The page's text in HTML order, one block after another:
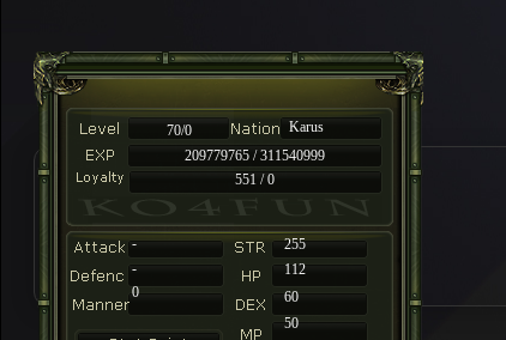
70/0
Karus
209779765 / 311540999
551 / 0
-
255
-
112
60
50
0